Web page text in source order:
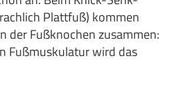
Plattfuß) kommen
der Fußknochen zusammen:
Fußmuskulatur wird das